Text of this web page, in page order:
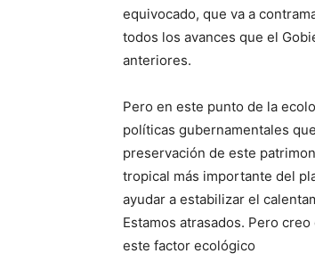
equivocado, que va a
todos los avances que el
anteriores.
Pero en este punto de la
políticas gubernamentales
preservación de este
tropical más importante del
ayudar a estabilizar el
Estamos atrasados. Pero
este factor ecológico